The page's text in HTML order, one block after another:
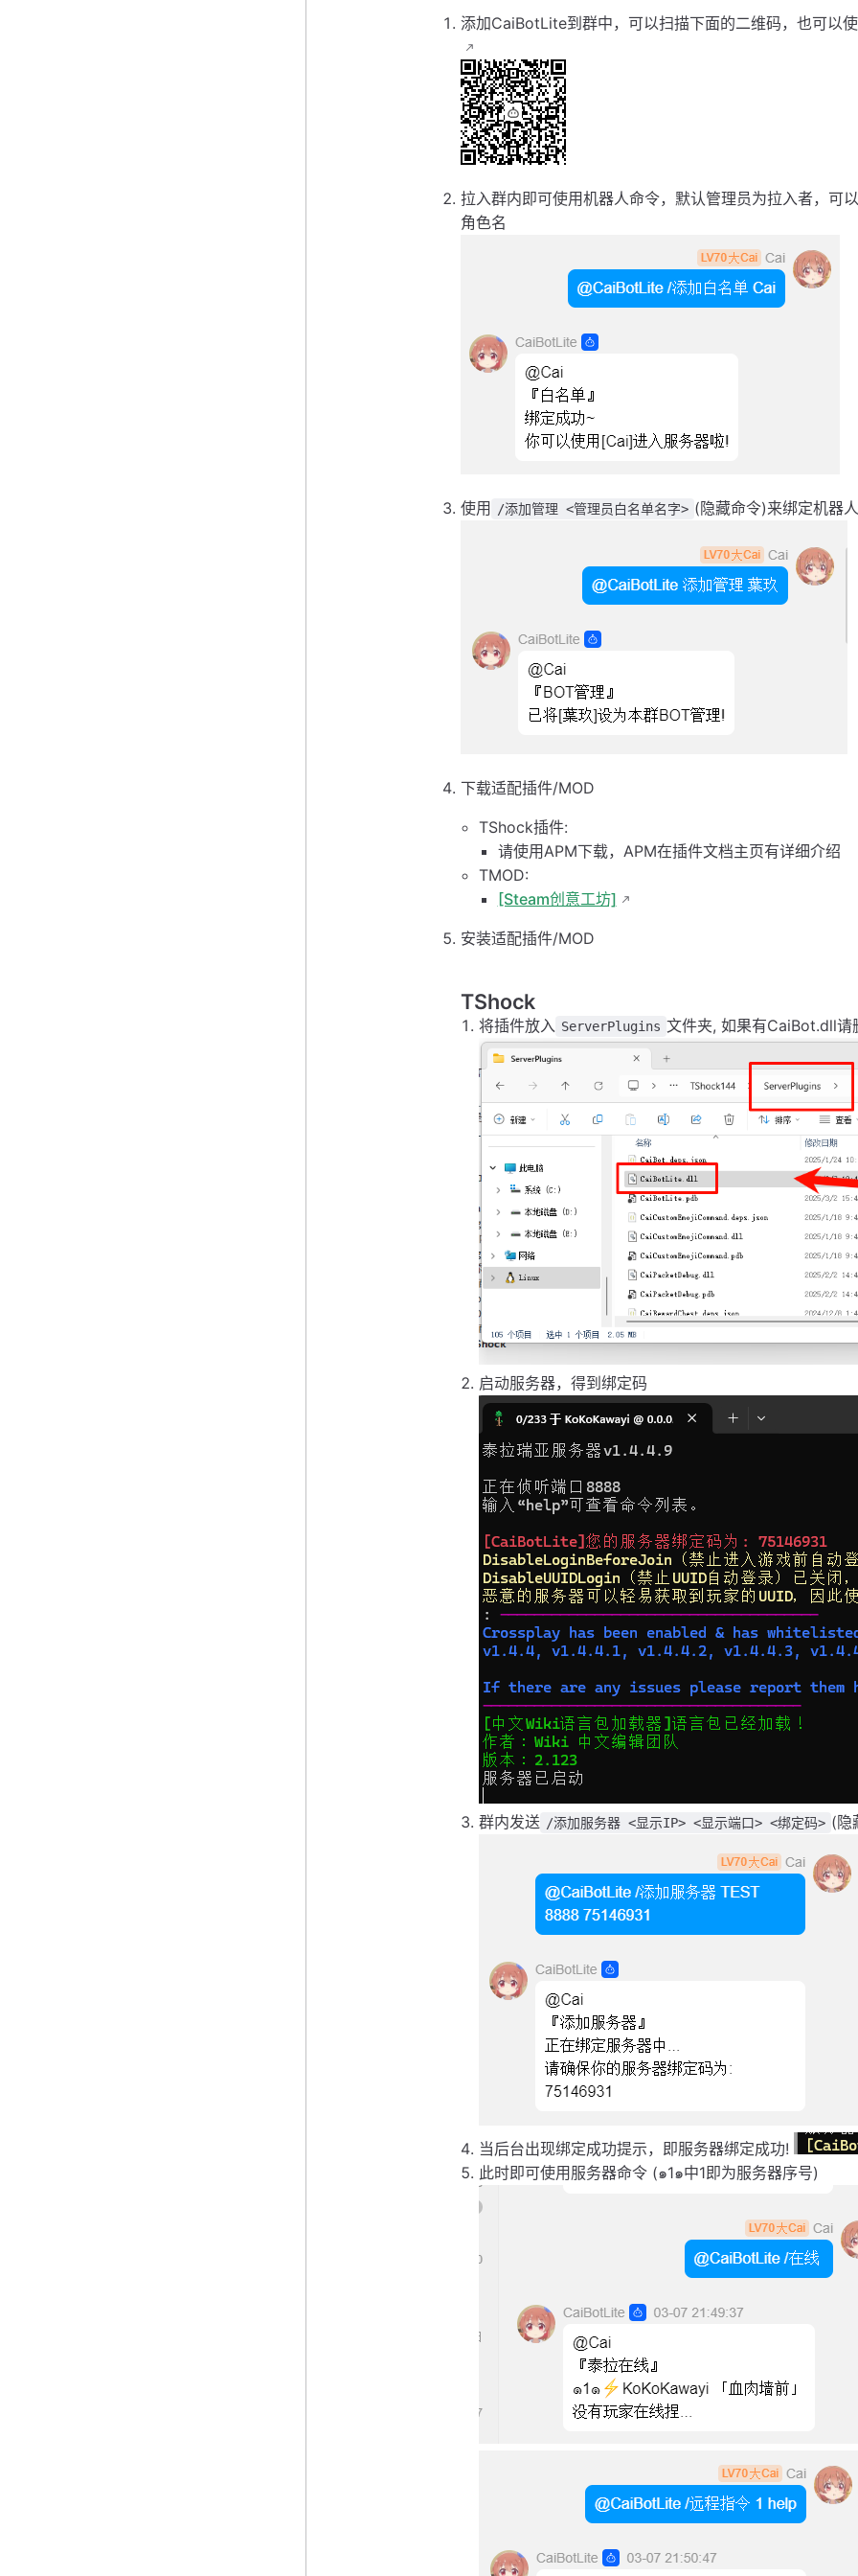
添加CaiBotLite到群中，可以扫描下面的二维码，也可以
拉入群内即可使用机器人命令，默认管理员为拉入者，可
角色名
使用 /添加管理 <管理员白名单名字> (隐藏命令)来绑定机器
下载适配插件/MOD
TShock插件:
请使用APM下载，APM在插件文档主页有详细介绍
TMOD:
[Steam创意工坊]
安装适配插件/MOD
TShock
将插件放入 ServerPlugins 文件夹, 如果有CaiBot.dll
启动服务器，得到绑定码
群内发送 /添加服务器 <显示IP> <显示端口> <绑定码> (隐
当后台出现绑定成功提示，即服务器绑定成功!
此时即可使用服务器命令 (๑1๑中1即为服务器序号)